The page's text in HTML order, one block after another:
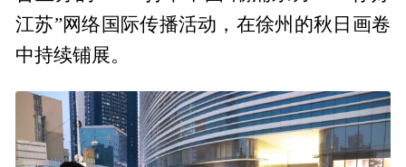
江苏”网络国际传播活动，在徐州的秋日画卷
中持续铺展。